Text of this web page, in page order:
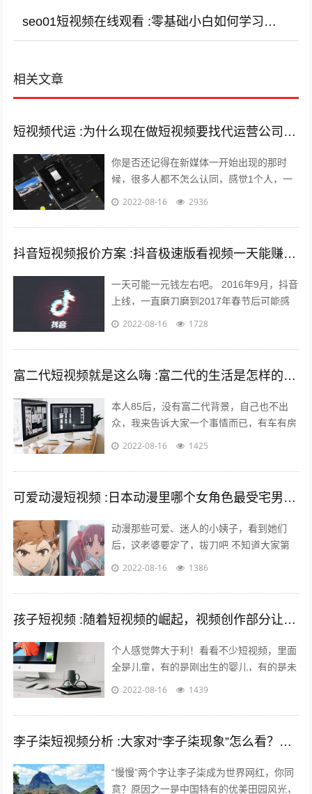
seo01短视频在线观看 :零基础小白如何学习建站和SEO，有什么建议吗？
相关文章
短视频代运 :为什么现在做短视频要找代运营公司呢？
你是否还记得在新媒体一开始出现的那时
候，很多人都不怎么认同，感觉1个人，一
部手机，一台电脑，依靠这几样东西就能养
2022-08-16 2936
抖音短视频报价方案 :抖音极速版看视频一天能赚多少钱？
一天可能一元钱左右吧。 2016年9月，抖音
上线，一直磨刀磨到2017年春节后可能感
觉跑通了才大举压上资源，产品优秀的数据
2022-08-16 1728
富二代短视频就是这么嗨 :富二代的生活是怎样的，和身边的朋友差距大吗？
本人85后，没有富二代背景，自己也不出
众，我来告诉大家一个事情而已，有车有房
其实不难，你努力一样可以拥有，不过家里
2022-08-16 1425
可爱动漫短视频 :日本动漫里哪个女角色最受宅男们的喜爱欢迎？
动漫那些可爱、迷人的小姨子，看到她们
后，这老婆要定了，拔刀吧 不知道大家第
一次接触动漫是什么时候，绝大多数的老漫
吧...
2022-08-16 1386
孩子短视频 :随着短视频的崛起，视频创作部分让儿童入境，这对孩子是否有利？
个人感觉弊大于利！看看不少短视频，里面
全是儿童，有的是刚出生的婴儿，有的是未
上幼儿园的幼儿，有的是幼儿园的孩子，还
2022-08-16 1439
李子柒短视频分析 :大家对“李子柒现象”怎么看？她成功的背后原因是什么？
“慢慢”两个字让李子柒成为世界网红，你同
意？原因之一是中国特有的优美田园风光，